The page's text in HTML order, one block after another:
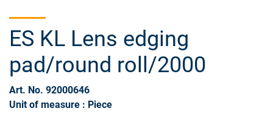
ES KL Lens edging
pad/round roll/2000
Art. No. 92000646
Unit of measure : Piece